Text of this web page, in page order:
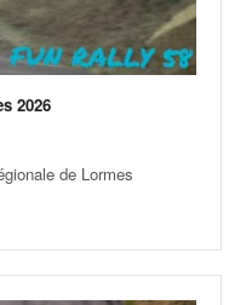
2026
de Lormes